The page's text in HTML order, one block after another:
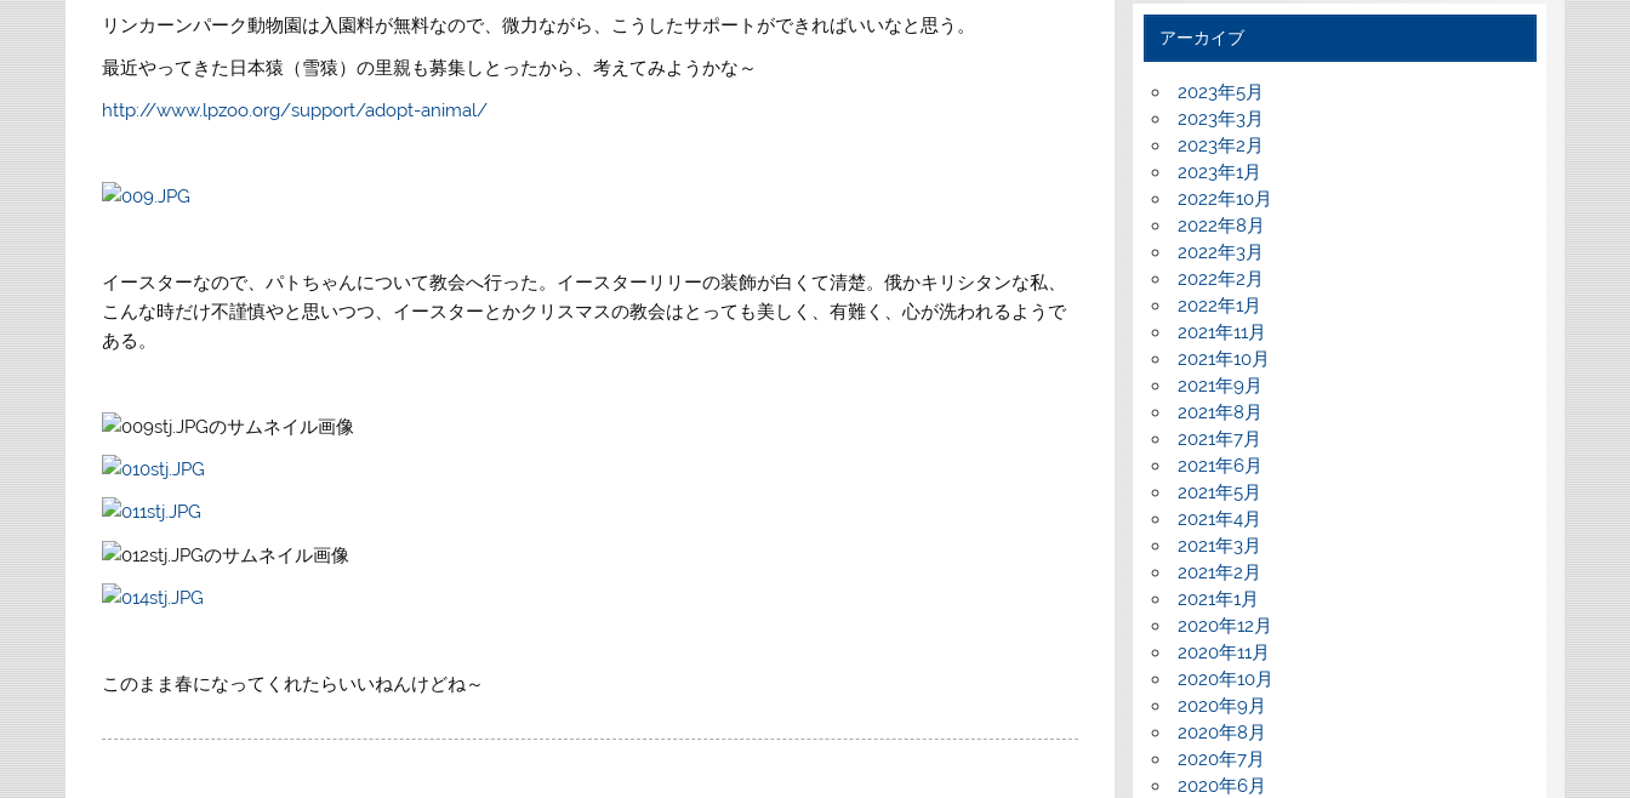
リンカーンパーク動物園は入園料が無料なので、微力ながら、こうしたサポートができればいいなと思う。
最近やってきた日本猿（雪猿）の里親も募集しとったから、考えてみようかな～
http://www.lpzoo.org/support/adopt-animal/
イースターなので、パトちゃんについて教会へ行った。イースターリリーの装飾が白くて清楚。俄かキリシタンな私、
こんな時だけ不謹慎やと思いつつ、イースターとかクリスマスの教会はとっても美しく、有難く、心が洗われるようで
ある。
このまま春になってくれたらいいねんけどね～
アーカイブ
2023年5月
2023年3月
2023年2月
2023年1月
2022年10月
2022年8月
2022年3月
2022年2月
2022年1月
2021年11月
2021年10月
2021年9月
2021年8月
2021年7月
2021年6月
2021年5月
2021年4月
2021年3月
2021年2月
2021年1月
2020年12月
2020年11月
2020年10月
2020年9月
2020年8月
2020年7月
2020年6月